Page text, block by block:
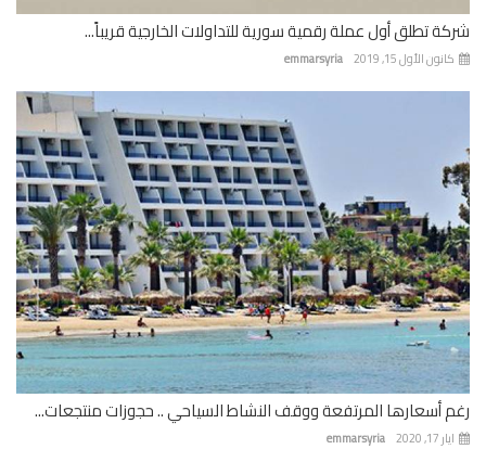
تطلق أول عملة رقمية سورية للتداولات الخارجية قريباً...
emmarsyria الأول 15, 2019
أسعارها المرتفعة ووقف النشاط السياحي .. حجوزات منتجعات...
emmarsyria